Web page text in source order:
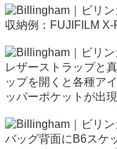
収納例：FUJIFILM
レザーストラップと
ップを開くと各種ア
ッパーポケットが出現
バッグ背面にB6スケ